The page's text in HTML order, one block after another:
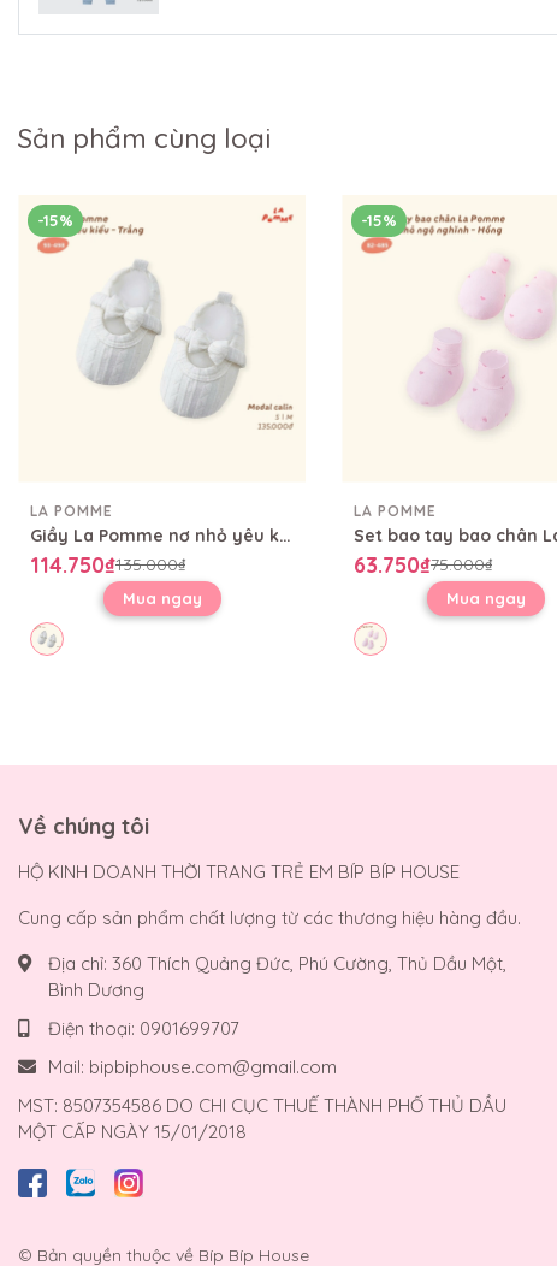
Sản phẩm cùng loại
-15%
LA POMME
Giầy La Pomme nơ nhỏ yêu kiều
114.750₫135.000₫
Mua ngay
-15%
LA POMME
63.750₫75.000₫
Mua ngay
Về chúng tôi
HỘ KINH DOANH THỜI TRANG TRẺ EM BÍP BÍP HOUSE
Cung cấp sản phẩm chất lượng từ các thương hiệu hàng đầu.
Địa chỉ: 360 Thích Quảng Đức, Phú Cường, Thủ Dầu Một,
Bình Dương
Điện thoại: 0901699707
Mail: bipbiphouse.com@gmail.com
MST: 8507354586 DO CHI CỤC THUẾ THÀNH PHỐ THỦ DẦU
MỘT CẤP NGÀY 15/01/2018
© Bản quyền thuộc về Bíp Bíp House